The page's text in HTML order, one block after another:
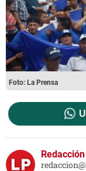
Foto: La Prensa
Redacción